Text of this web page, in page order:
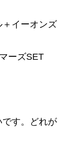
＋イーオンズ
ーズSET
す。どれが